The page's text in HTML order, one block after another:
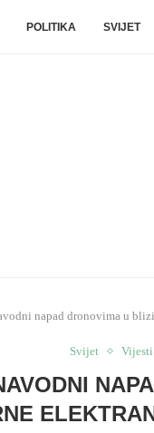
POLITIKA SVIJET
napad dronovima u
Svijet Vijesti